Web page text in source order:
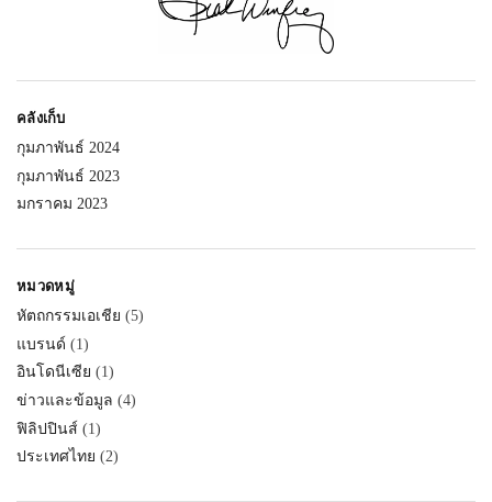
คลังเก็บ
กุมภาพันธ์ 2024
กุมภาพันธ์ 2023
มกราคม 2023
หมวดหมู่
หัตถกรรมเอเชีย (5)
แบรนด์ (1)
อินโดนีเซีย (1)
ข่าวและข้อมูล (4)
ฟิลิปปินส์ (1)
ประเทศไทย (2)